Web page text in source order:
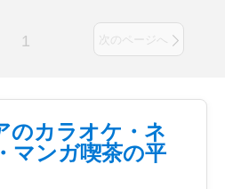
1 次のページへ
のカラオケ・ネ
マンガ喫茶の平